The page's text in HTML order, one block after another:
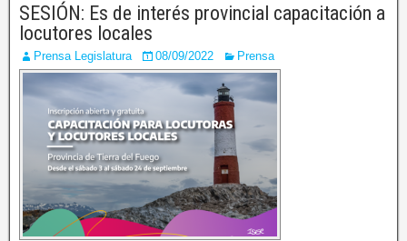
SESIÓN: Es de interés provincial capacitación a
locutores locales
Prensa Legislatura 08/09/2022 Prensa